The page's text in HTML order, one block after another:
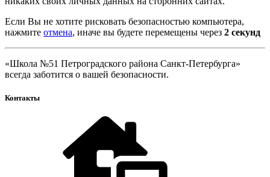
Если Вы не хотите рисковать безопасностью компьютера,
нажмите отмена, иначе вы будете перемещены через 2 секунд
«Школа №51 Петроградского района Санкт-Петербурга»
всегда заботится о вашей безопасности.
Контакты